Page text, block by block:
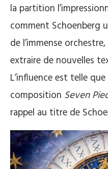
la partition
comment Schoenberg
de l’immense
extraire de nouvelles
L’influence est telle
composition Seven
rappel au titre de